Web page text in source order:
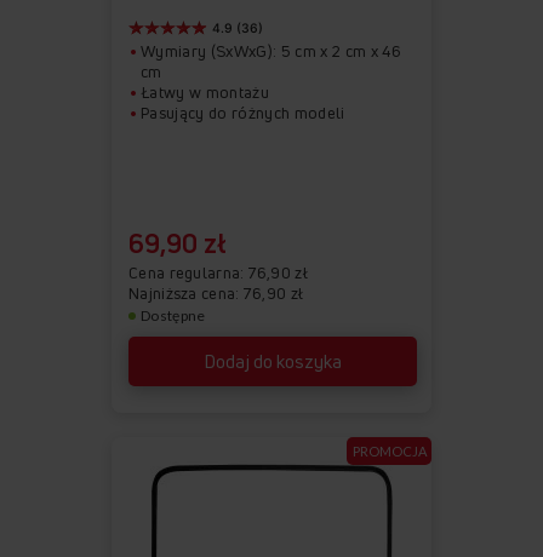
Dodaj do koszyka
4.9 (36)
Wymiary (SxWxG): 5 cm x 2 cm x 46
cm
Łatwy w montażu
Pasujący do różnych modeli
69,90 zł
Cena regularna 76,90 zł
Najniższa cena: 76,90 zł
Dostępne
PROMOCJA